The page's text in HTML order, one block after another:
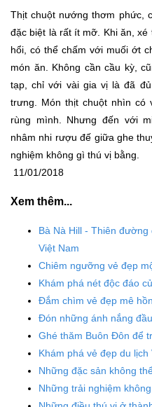
Thịt chuột nướng thơm phức,
đặc biệt là rất ít mỡ. Khi ăn,
hổi, có thể chấm với muối ớt
món ăn. Không cần cầu kỳ,
tạp, chỉ với vài gia vị là đã
trưng. Món thịt chuột nhìn có
rùng mình. Nhưng đến với
nhâm nhi rượu đế giữa ghe
nghiệm không gì thú vị bằng.
11/01/2018
Xem thêm...
Bà Nà Hill - Thiên
Việt Nam
Chiêm ngưỡng vẻ đẹp
Khám phá nét độc đáo
Đắm chìm vẻ đẹp mê
Đón những ánh nắng
Ghé thăm Buôn Đôn để
Khám phá vẻ đẹp du
Những đặc sản không
Những trải nghiệm